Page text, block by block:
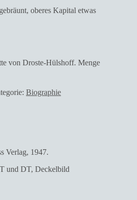
oberes Kapital etwas
von Droste-Hülshoff. Menge
Biographie
Verlag, 1947.
und DT, Deckelbild